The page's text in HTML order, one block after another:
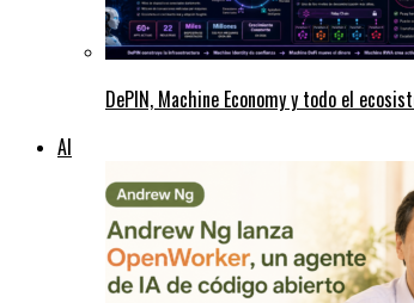
DePIN, Machine Economy y todo el
AI